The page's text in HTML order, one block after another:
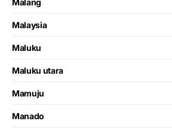
Malang
Malaysia
Maluku
Maluku utara
Mamuju
Manado